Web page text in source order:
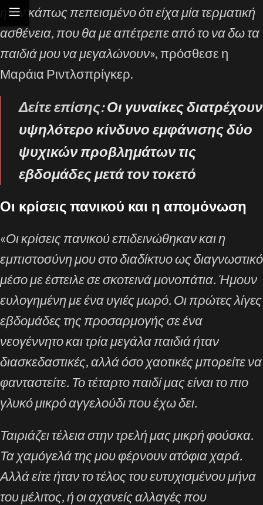
ήταν κάπως πεπεισμένο ότι είχα μία τερματική
ασθένεια, που θα με απέτρεπε από το να δω τα
παιδιά μου να μεγαλώνουν», πρόσθεσε η
Μαράια Ριντλσπρίγκερ.
Δείτε επίσης:Οι γυναίκες διατρέχουν
υψηλότερο κίνδυνο εμφάνισης δύο
ψυχικών προβλημάτων τις
εβδομάδες μετά τον τοκετό
Οι κρίσεις πανικού και η απομόνωση
«Οι κρίσεις πανικού επιδεινώθηκαν και η
εμπιστοσύνη μου στο διαδίκτυο ως διαγνωστικό
μέσο με έστειλε σε σκοτεινά μονοπάτια. Ήμουν
ευλογημένη με ένα υγιές μωρό. Οι πρώτες λίγες
εβδομάδες της προσαρμογής σε ένα
νεογέννητο και τρία μεγάλα παιδιά ήταν
διασκεδαστικές, αλλά όσο χαοτικές μπορείτε να
φανταστείτε. Το τέταρτο παιδί μας είναι το πιο
γλυκό μικρό αγγελούδι που έχω δει.
Ταιριάζει τέλεια στην τρελή μας μικρή φούσκα.
Τα χαμόγελά της μου φέρνουν ατόφια χαρά.
Αλλά είτε ήταν το τέλος του ευτυχισμένου μήνα
του μέλιτος, ή οι αχανείς αλλαγές που